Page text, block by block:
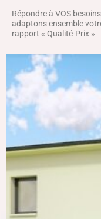
Répondre à VOS
adaptons ensemble
rapport « Qualité-Prix »